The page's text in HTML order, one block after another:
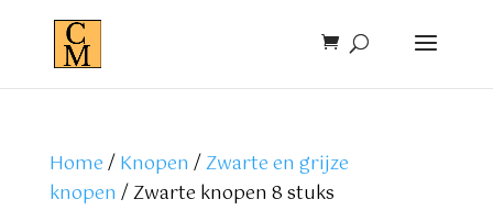
Home/Knopen /Zwarte en grijze
knopen / Zwarte knopen 8 stuks